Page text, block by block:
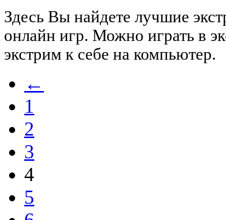
Здесь Вы найдете лучшие
онлайн игр. Можно играть в
экстрим к себе на компьютер.
←
1
2
3
4
5